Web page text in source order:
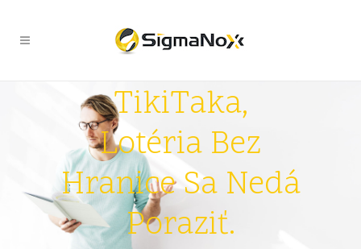
TikiTaka,
Lotéria Bez
Hranice Sa Nedá
Poraziť.